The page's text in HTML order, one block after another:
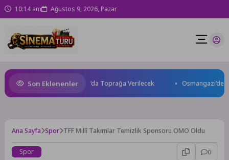
10:14 am Ağustos 9, 2026, Pazar
Son Eklenenler
Kaybetti: Kuzey Makedonya’da Toprağa Verilecek Osmangazi’de
Ana Sayfa Spor TFF Millî Takımlar Temizlik Sponsoru OMO Oldu
Spor 0